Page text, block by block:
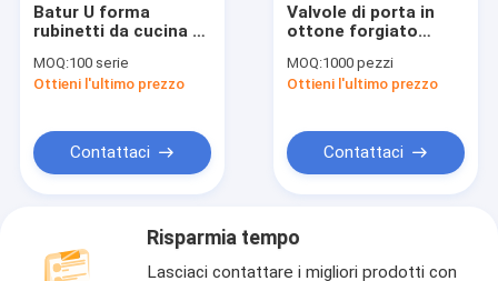
Batur U forma
rubinetti da cucina di
rubinetto da cucina
sostituzione
MOQ:100 serie
Ottieni l'ultimo prezzo
Contattaci
Valvole di porta in
ottone forgiato
2 In Femminile
Valvole a filo tagliato
MOQ:1000 pezzi
Ottieni l'ultimo prezzo
Contattaci
Risparmia tempo
Lasciaci contattare i migliori prodotti con